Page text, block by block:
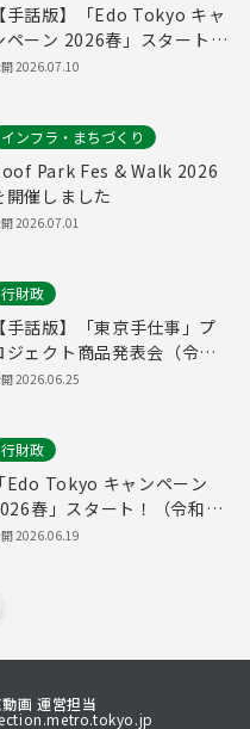
【手話版】「Edo Tokyo キャ
ペーン 2026春」スタート！
令和8年6月17日 東京デイリ
2026.07.10
インフラ・まちづくり
Park Fes & Walk 2026
開催しました
2026.07.01
行財政
【手話版】「東京手仕事」プ
ジェクト商品発表会（令和8
6月10日 東京デイリーニュ
2026.06.25
行財政
「Edo Tokyo キャンペーン
春」スタート！（令和8
6月17日 東京デイリーニュ
2026.06.19
画 運営担当